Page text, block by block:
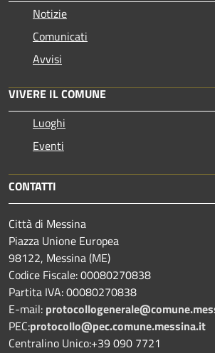
Notizie
Comunicati
Avvisi
VIVERE IL COMUNE
Luoghi
Eventi
CONTATTI
Città di Messina
Piazza Unione Europea
98122, Messina (ME)
Codice Fiscale: 00080270838
Partita IVA: 00080270838
E-mail: protocollogenerale@comune.
PEC:protocollo@pec.comune.messina.it
Centralino Unico:+39 090 7721